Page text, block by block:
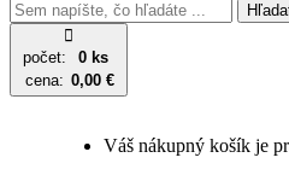
počet:
0 ks
cena: 0,00 €
Váš nákupný košík je